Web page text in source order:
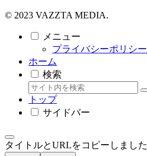
© 2023 VAZZTA MEDIA.
メニュー
プライバシーポリシー
ホーム
検索
トップ
サイドバー
タイトルとURLをコピーしました